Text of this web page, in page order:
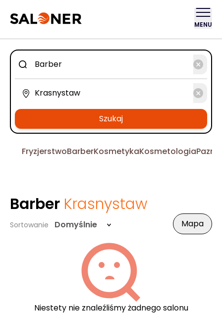
MENU
Szukaj
FryzjerstwoBarberKosmetykaKosmetologia
Barber Krasnystaw
Sortowanie Domyślnie Mapa
Niestety nie znaleźliśmy żadnego salonu